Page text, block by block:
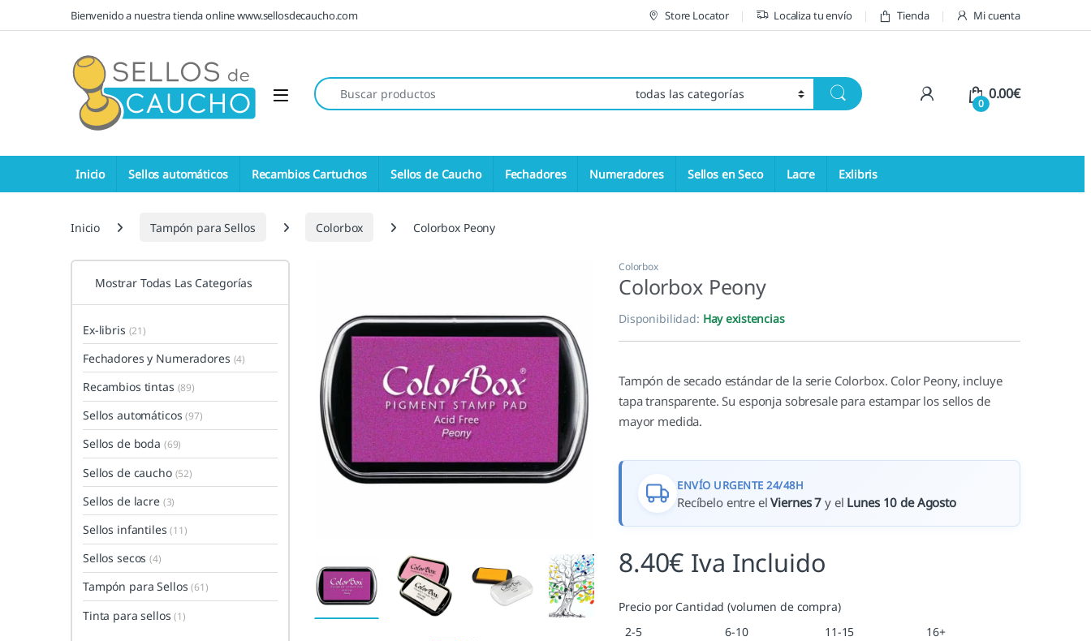
Saltar a la navegación
Saltar al contenidoBienvenido a nuestra tienda online www.sellosdecaucho.com Store Locator Localiza tu envío Tienda Mi cuenta
Open
Búsqueda de:
My Account
0
0.00€
Inicio Sellos automáticos Recambios Cartuchos Sellos de Caucho Fechadores Numeradores Sellos en Seco Lacre Exlibris
Inicio Tampón para Sellos Colorbox Colorbox Peony
Colorbox
Colorbox Peony
Disponibilidad: Hay existencias
Tampón de secado estándar de la serie Colorbox. Color Peony, incluye
tapa transparente. Su esponja sobresale para estampar los sellos de
mayor medida.
ENVÍO URGENTE 24/48H
Recíbelo entre elViernes 7 y el Lunes 10 de Agosto
8.40€ Iva Incluido
Precio por Cantidad (volumen de compra)
2-5
6-10 11-15 16+
Mostrar Todas Las Categorías
Ex-libris (21)
Fechadores y Numeradores (4)
Recambios tintas (89)
Sellos automáticos(97)
Sellos de boda (69)
Sellos de caucho (52)
Sellos de lacre (3)
Sellos infantiles(11)
Sellos secos(4)
Tampón para Sellos(61)
Tinta para sellos(1)